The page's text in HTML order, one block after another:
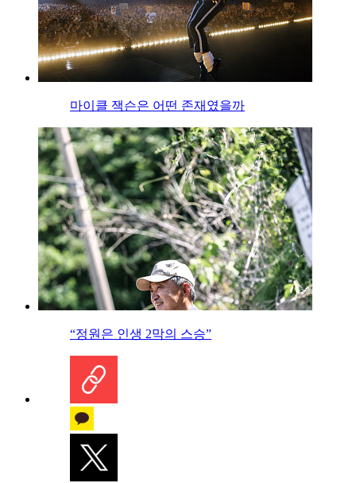
마이클 잭슨은 어떤 존재였을까
“정원은 인생 2막의 스승”